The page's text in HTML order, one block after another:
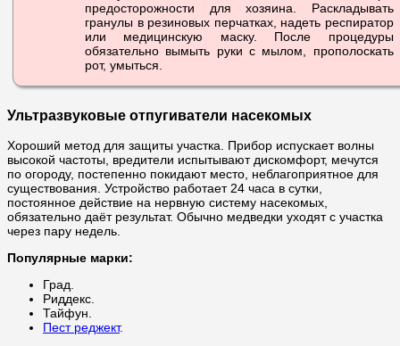
предосторожности для хозяина. Раскладывать
гранулы в резиновых перчатках, надеть респиратор
или медицинскую маску. После процедуры
обязательно вымыть руки с мылом, прополоскать
рот, умыться.
Ультразвуковые отпугиватели насекомых
Хороший метод для защиты участка. Прибор испускает волны
высокой частоты, вредители испытывают дискомфорт, мечутся
по огороду, постепенно покидают место, неблагоприятное для
существования. Устройство работает 24 часа в сутки,
постоянное действие на нервную систему насекомых,
обязательно даёт результат. Обычно медведки уходят с участка
через пару недель.
Популярные марки:
Град.
Риддекс.
Тайфун.
Пест реджект.